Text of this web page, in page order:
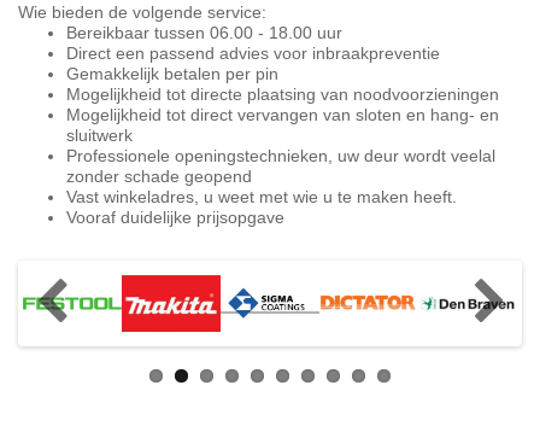
Wie bieden de volgende service:
Bereikbaar tussen 06.00 - 18.00 uur
Direct een passend advies voor inbraakpreventie
Gemakkelijk betalen per pin
Mogelijkheid tot directe plaatsing van noodvoorzieningen
Mogelijkheid tot direct vervangen van sloten en hang- en
sluitwerk
Professionele openingstechnieken, uw deur wordt veelal
zonder schade geopend
Vast winkeladres, u weet met wie u te maken heeft.
Vooraf duidelijke prijsopgave